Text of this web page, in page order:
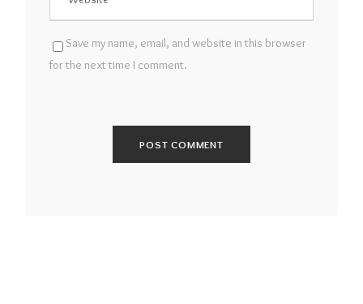
Save my name, email, and website in this browser
for the next time I comment.